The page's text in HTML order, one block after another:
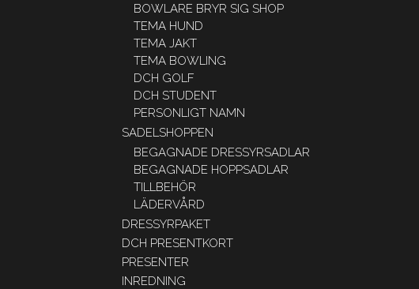
BOWLARE BRYR SIG SHOP
TEMA HUND
TEMA JAKT
TEMA BOWLING
DCH GOLF
DCH STUDENT
PERSONLIGT NAMN
SADELSHOPPEN
BEGAGNADE DRESSYRSADLAR
BEGAGNADE HOPPSADLAR
TILLBEHÖR
LÄDERVÅRD
DRESSYRPAKET
DCH PRESENTKORT
PRESENTER
INREDNING